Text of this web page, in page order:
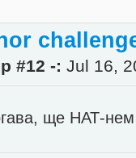
#12 -: Jul 16,
ще НАТ-